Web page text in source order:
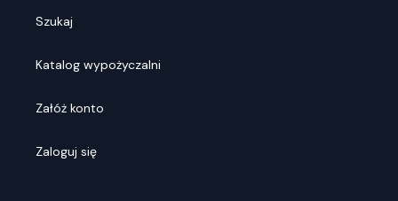
Szukaj
Katalog wypożyczalni
Załóż konto
Zaloguj się